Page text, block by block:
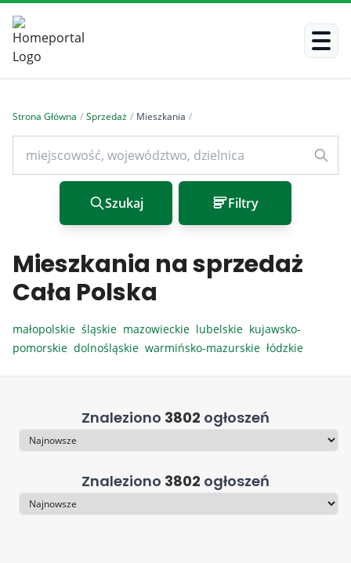
Strona Główna / Sprzedaż / Mieszkania /
Szukaj Filtry
Mieszkania na sprzedaż
Cała Polska
małopolskie śląskie mazowieckie lubelskie kujawsko-
pomorskie dolnośląskie warmińsko-mazurskie łódzkie
Znaleziono 3802 ogłoszeń
Sortowanie
Znaleziono 3802 ogłoszeń
Sortowanie